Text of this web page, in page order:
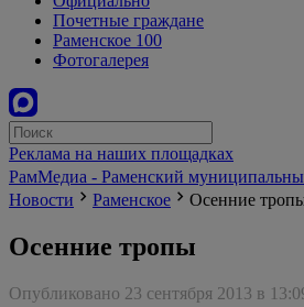
Почетные граждане
Раменское 100
Фотогалерея
Реклама на наших площадках
РамМедиа - Раменский
Новости
Раменское Осенние
Осенние тропы
Опубликовано 23 сентября 2013 в